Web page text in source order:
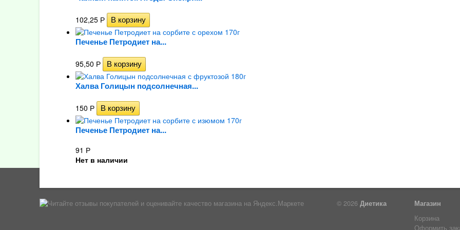
102,25 Р
Печенье Петродиет на...
95,50 Р
Халва Голицын подсолнечная...
150 Р
Печенье Петродиет на...
91 Р
Нет в наличии
© 2026 Диетика
Магазин
Корзина
Оформить